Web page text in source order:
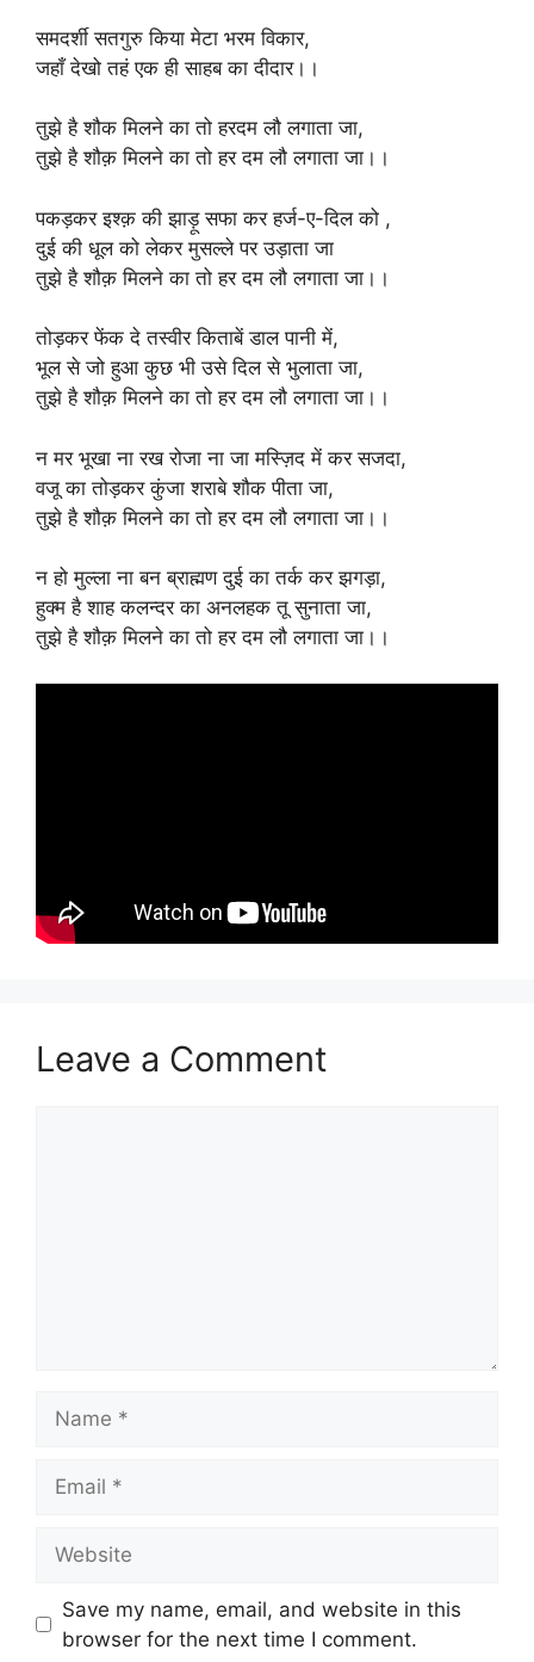
समदर्शी सतगुरु किया मेटा भरम विकार,
जहाँ देखो तहं एक ही साहब का दीदार।।
तुझे है शौक मिलने का तो हरदम लौ लगाता जा,
तुझे है शौक़ मिलने का तो हर दम लौ लगाता जा।।
पकड़कर इश्क़ की झाड़ू सफा कर हर्ज-ए-दिल को ,
दुई की धूल को लेकर मुसल्ले पर उड़ाता जा
तुझे है शौक़ मिलने का तो हर दम लौ लगाता जा।।
तोड़कर फेंक दे तस्वीर किताबें डाल पानी में,
भूल से जो हुआ कुछ भी उसे दिल से भुलाता जा,
तुझे है शौक़ मिलने का तो हर दम लौ लगाता जा।।
न मर भूखा ना रख रोजा ना जा मस्ज़िद में कर सजदा,
वजू का तोड़कर कुंजा शराबे शौक पीता जा,
तुझे है शौक़ मिलने का तो हर दम लौ लगाता जा।।
न हो मुल्ला ना बन ब्राह्मण दुई का तर्क कर झगड़ा,
हुक्म है शाह कलन्दर का अनलहक तू सुनाता जा,
तुझे है शौक़ मिलने का तो हर दम लौ लगाता जा।।
Leave a Comment
Save my name, email, and website in this
browser for the next time I comment.